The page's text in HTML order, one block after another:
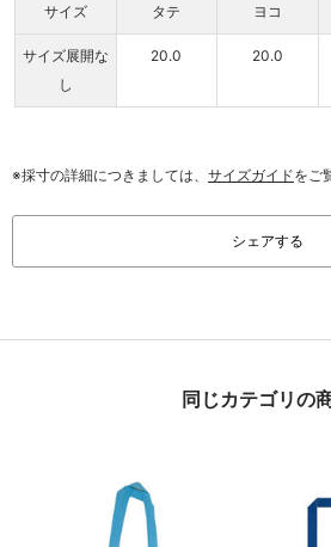
サイズ タテ ヨコ
サイズ展開な
し
20.0 20.0
※採寸の詳細につきましては、 サイズガイドをご
シェアする
同じカテゴリの